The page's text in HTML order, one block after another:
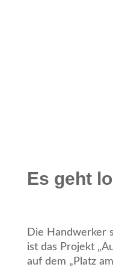
Es geht
Die Handwerker
ist das Projekt
auf dem „Platz